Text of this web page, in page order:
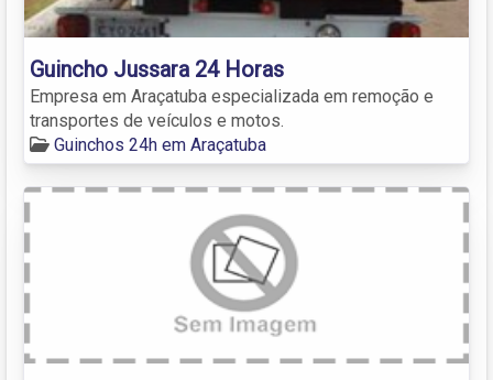
Guincho Jussara 24 Horas
Empresa em Araçatuba especializada em remoção e
transportes de veículos e motos.
Guinchos 24h em Araçatuba